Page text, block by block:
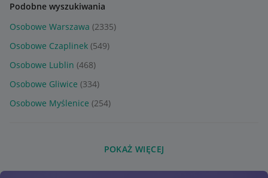
Podobne wyszukiwania
Osobowe Warszawa (2335)
Osobowe Czaplinek (549)
Osobowe Lublin (468)
Osobowe Gliwice (334)
Osobowe Myślenice (254)
POKAŻ WIĘCEJ